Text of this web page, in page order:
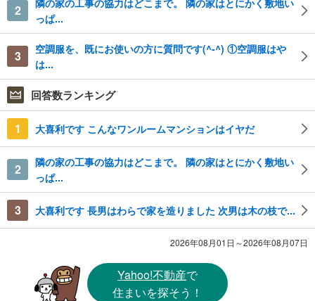
2
っぱ...
3
空調服を、既にお使いの方に質問です(^-^) ①空調服はや
は...
回答数ランキング
1 大喜利です こんなワンルームマンションはイヤだ
2
隣の家の工事の協力はどこまで。 隣の家はとにかく敷地い
っぱ...
3 大喜利です 長男はわらで家を造りました 次男は木の枝で...
2026年08月01日～2026年08月07日
Yahoo!不動産で
住まいを探そう！